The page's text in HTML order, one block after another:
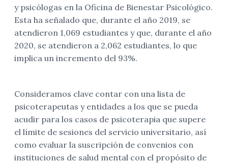
y psicólogas en la Oficina de Bienestar Psicológico.
Esta ha señalado que, durante el año 2019, se
atendieron 1,069 estudiantes y que, durante el año
2020, se atendieron a 2,062 estudiantes, lo que
implica un incremento del 93%.
Consideramos clave contar con una lista de
psicoterapeutas y entidades a los que se pueda
acudir para los casos de psicoterapia que supere
el límite de sesiones del servicio universitario, así
como evaluar la suscripción de convenios con
instituciones de salud mental con el propósito de